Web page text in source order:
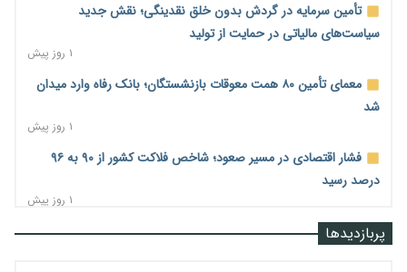
تأمین سرمایه در گردش بدون خلق نقدینگی؛ نقش جدید
سیاست‌های مالیاتی در حمایت از تولید
۱ روز پیش
معمای تأمین ۸۰ همت معوقات بازنشستگان؛ بانک رفاه وارد میدان
شد
۱ روز پیش
فشار اقتصادی در مسیر صعود؛ شاخص فلاکت کشور از ۹۰ به ۹۶
درصد رسید
۱ روز پیش
رشد ۷۵ هزار میلیاردی بازار خرید اعتباری؛ فین‌تک‌ها وارد میدان پربازدیدها